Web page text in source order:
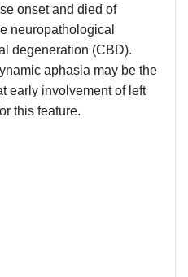
onset and died of
neuropathological
degeneration (CBD).
aphasia may be the
early involvement of left
this feature.